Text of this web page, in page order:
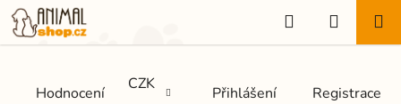
Přejít
na
obsah
Hodnocení CZK Přihlášení Registrace
Hledat
KOŠÍK